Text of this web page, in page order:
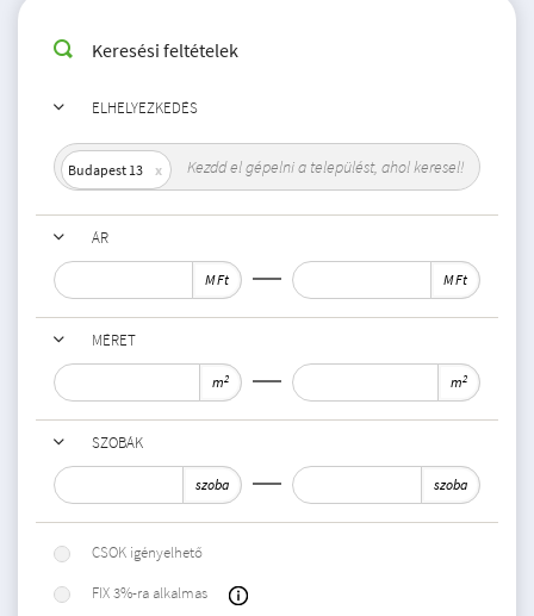
Keresési feltételek
ELHELYEZKEDÉS
Budapest 13
ÁR
M Ft M Ft
MÉRET
m2 m2
SZOBÁK
szoba szoba
CSOK igényelhető
FIX 3%-ra alkalmas